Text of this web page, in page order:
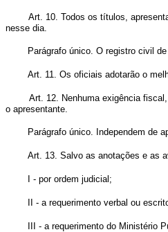
Art. 10. Todos os títulos,
nesse dia.
Parágrafo único. O registro civil
Art. 11. Os oficiais adotarão o
Art. 12. Nenhuma exigência
o apresentante.
Parágrafo único. Independem de
Art. 13. Salvo as anotações e as
I - por ordem judicial;
II - a requerimento verbal ou
III - a requerimento do Ministério